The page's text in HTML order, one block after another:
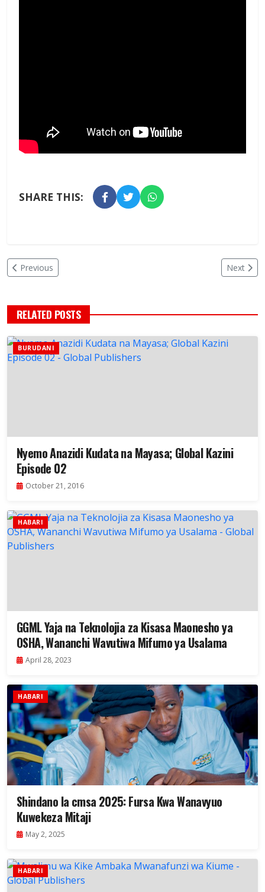
SHARE THIS:
Previous Next
RELATED POSTS
BURUDANI
Nyemo Anazidi Kudata na Mayasa; Global Kazini
Episode 02
October 21, 2016
HABARI
GGML Yaja na Teknolojia za Kisasa Maonesho ya
OSHA, Wananchi Wavutiwa Mifumo ya Usalama
April 28, 2023
HABARI
Shindano la cmsa 2025: Fursa Kwa Wanavyuo
Kuwekeza Mitaji
May 2, 2025
HABARI